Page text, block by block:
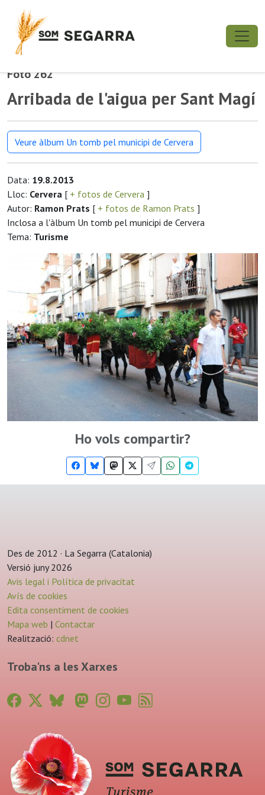
Foto 262
Arribada de l'aigua per Sant Magí
Veure àlbum Un tomb pel municipi de Cervera
Data: 19.8.2013
Lloc: Cervera [ + fotos de Cervera ]
Autor: Ramon Prats [ + fotos de Ramon Prats ]
Inclosa a l'àlbum Un tomb pel municipi de Cervera
Tema: Turisme
Ho vols compartir?
Des de 2012 · La Segarra (Catalonia)
Versió juny 2026
Avis legal i Política de privacitat
Avís de cookies
Edita consentiment de cookies
Mapa web | Contactar
Realització: cdnet
Troba'ns a les Xarxes